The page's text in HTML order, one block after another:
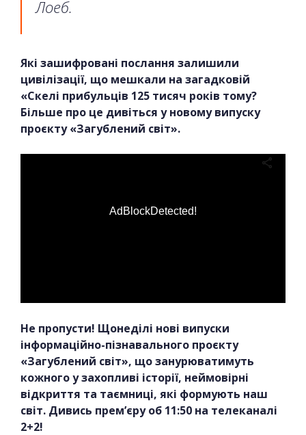
Лоеб.
Які зашифровані послання залишили
цивілізації, що мешкали на загадковій
«Скелі прибульців 125 тисяч років тому?
Більше про це дивіться у новому випуску
проєкту «Загублений світ».
AdBlockDetected!
Не пропусти! Щонеділі нові випуски
інформаційно-пізнавального проєкту
«Загублений світ», що занурюватимуть
кожного у захопливі історії, неймовірні
відкриття та таємниці, які формують наш
світ. Дивись прем’єру об 11:50 на телеканалі
2+2!